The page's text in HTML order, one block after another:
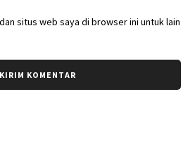
situs web saya di browser ini untuk lain